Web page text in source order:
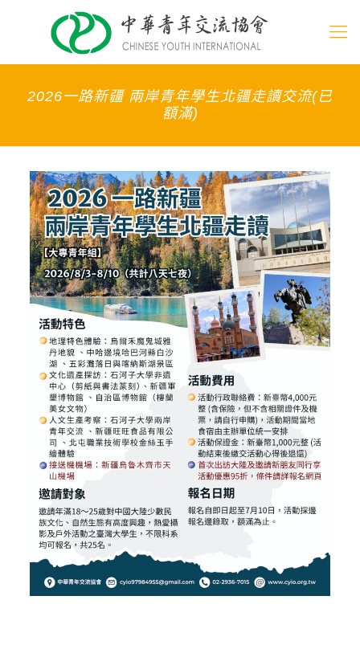
2026一路新疆 兩岸青年學生北疆走讀交流(已
額滿)